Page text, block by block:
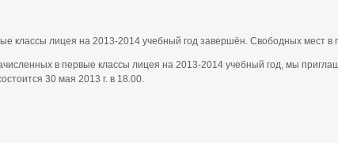
классы лицея на 2013-2014 учебный год завершён. Свободных мест в
в первые классы лицея на 2013-2014 учебный год, мы
30 мая 2013 г. в 18.00.